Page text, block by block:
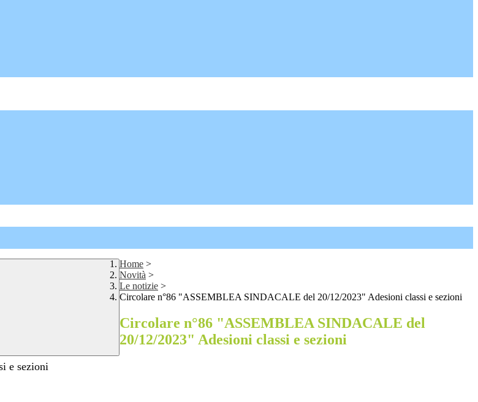
Home >
Novità >
Le notizie >
Circolare n°86 "ASSEMBLEA SINDACALE del 20/12/2023" Adesioni classi e sezioni
Circolare n°86 "ASSEMBLEA SINDACALE del
20/12/2023" Adesioni classi e sezioni
e sezioni